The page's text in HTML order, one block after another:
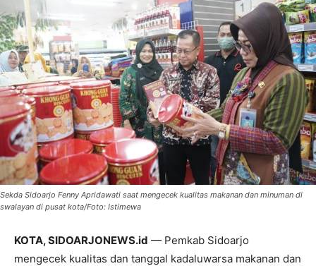
Sekda Sidoarjo Fenny Apridawati saat mengecek kualitas makanan dan minuman di
swalayan di pusat kota/Foto: Istimewa
KOTA, SIDOARJONEWS.id — Pemkab Sidoarjo
mengecek kualitas dan tanggal kadaluwarsa makanan dan